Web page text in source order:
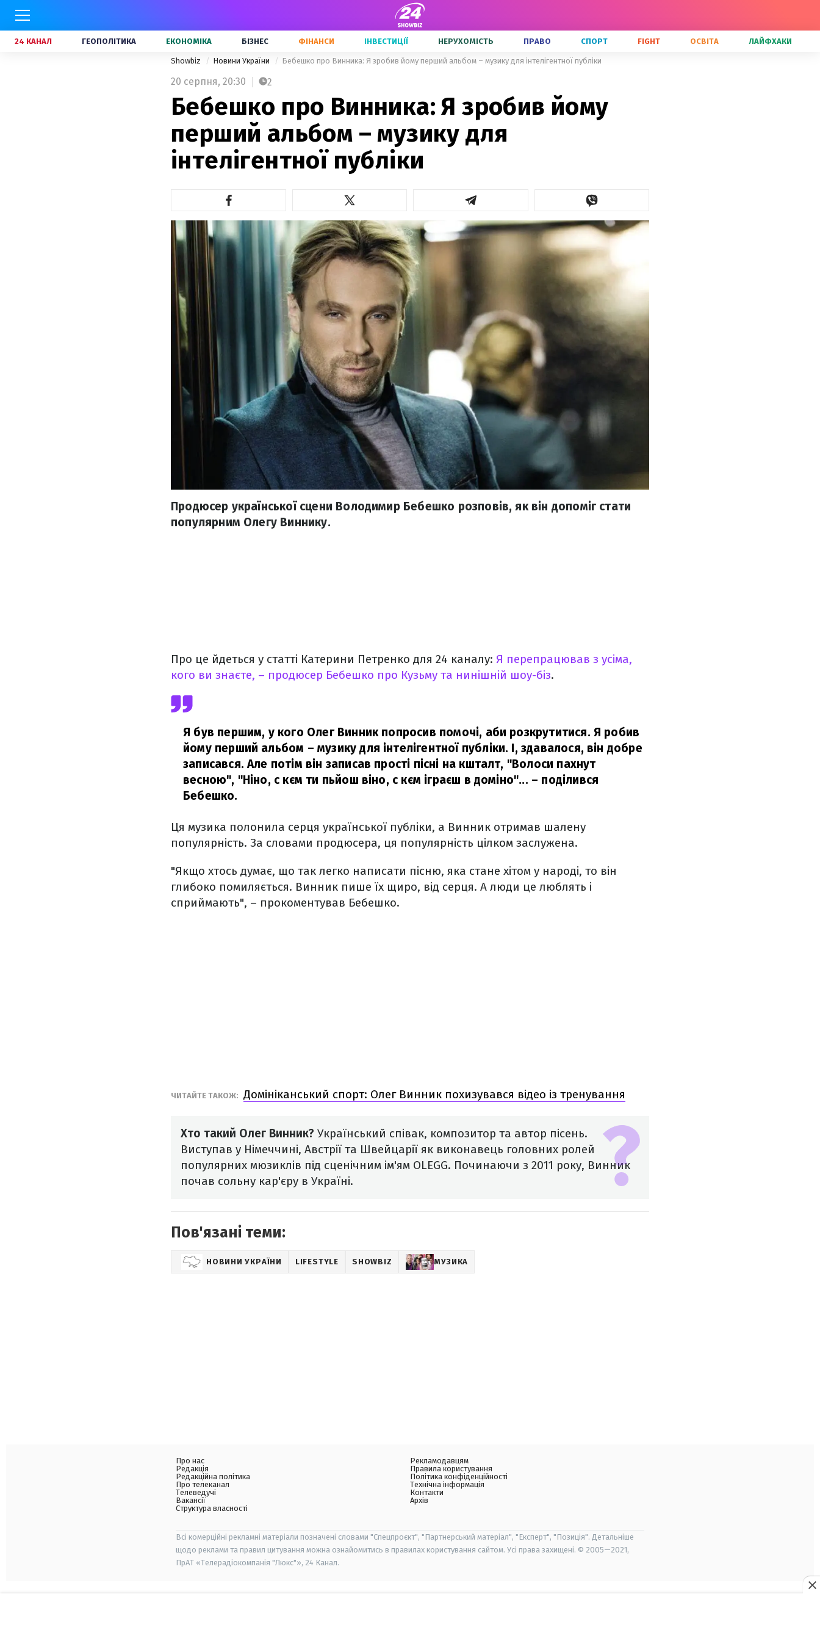
24 КАНАЛ ГЕОПОЛІТИКА ЕКОНОМІКА БІЗНЕС ФІНАНСИ ІНВЕСТИЦІЇ НЕРУХОМІСТЬ ПРАВО СПОРТ FIGHT ОСВІТА ЛАЙФХАКИ
Showbiz Новини України Бебешко про Винника: Я зробив йому перший альбом – музику для інтелігентної публіки
20 серпня, 20:30 2
Бебешко про Винника: Я зробив йому
перший альбом – музику для
інтелігентної публіки
Продюсер української сцени Володимир Бебешко розповів, як він допоміг стати
популярним Олегу Виннику.
Про це йдеться у статті Катерини Петренко для 24 каналу: Я перепрацював з усіма,
кого ви знаєте, – продюсер Бебешко про Кузьму та нинішній шоу-біз.
Я був першим, у кого Олег Винник попросив помочі, аби розкрутитися. Я робив
йому перший альбом – музику для інтелігентної публіки. І, здавалося, він добре
записався. Але потім він записав прості пісні на кшталт, "Волоси пахнут
весною", "Ніно, с кєм ти пьйош віно, с кєм іграєш в доміно"... – поділився
Бебешко.
Ця музика полонила серця української публіки, а Винник отримав шалену
популярність. За словами продюсера, ця популярність цілком заслужена.
"Якщо хтось думає, що так легко написати пісню, яка стане хітом у народі, то він
глибоко помиляється. Винник пише їх щиро, від серця. А люди це люблять і
сприймають", – прокоментував Бебешко.
ЧИТАЙТЕ ТАКОЖ: Домініканський спорт: Олег Винник похизувався відео із тренування
Хто такий Олег Винник? Український співак, композитор та автор пісень.
Виступав у Німеччині, Австрії та Швейцарії як виконавець головних ролей
популярних мюзиклів під сценічним ім'ям OLEGG. Починаючи з 2011 року, Винник
почав сольну кар'єру в Україні.
Пов'язані теми:
НОВИНИ УКРАЇНИ LIFESTYLE SHOWBIZ МУЗИКА
Про нас
Редакція
Редакційна політика
Про телеканал
Телеведучі
Вакансії
Структура власності
Рекламодавцям
Правила користування
Політика конфіденційності
Технічна інформація
Контакти
Архів
Всі комерційні рекламні матеріали позначені словами "Спецпроєкт", "Партнерський матеріал", "Експерт", "Позиція". Детальніше
щодо реклами та правил цитування можна ознайомитись в правилах користування сайтом. Усі права захищені. © 2005—2021,
ПрАТ «Телерадіокомпанія "Люкс"», 24 Канал.